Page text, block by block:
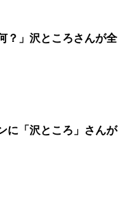
？」沢ところさんが全
に「沢ところ」さんが